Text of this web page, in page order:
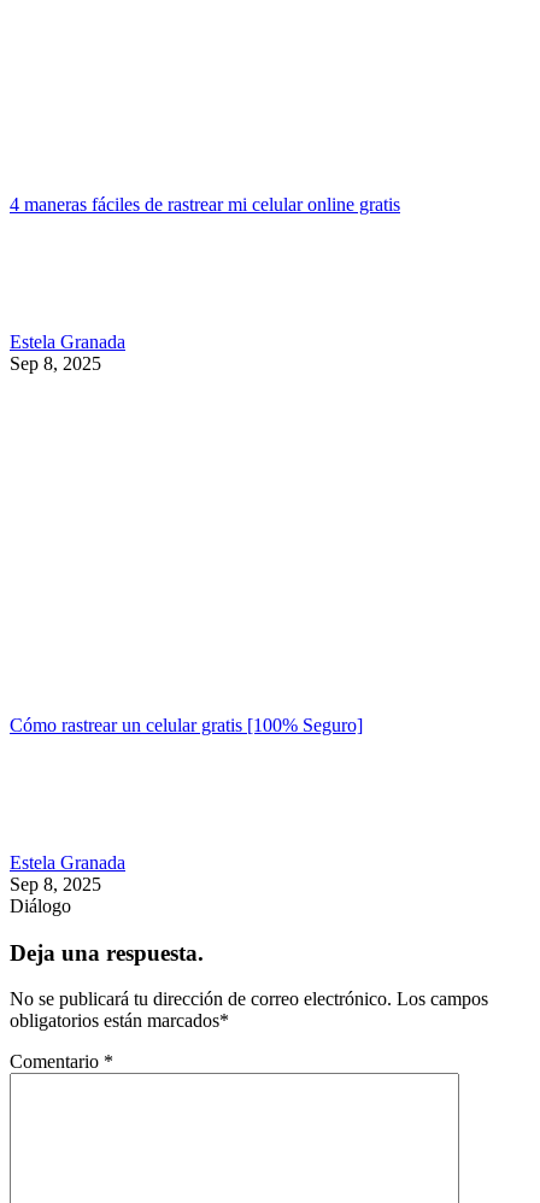
4 maneras fáciles de rastrear mi celular online gratis
Estela Granada
Sep 8, 2025
Cómo rastrear un celular gratis [100% Seguro]
Estela Granada
Sep 8, 2025
Diálogo
Deja una respuesta.
No se publicará tu dirección de correo electrónico. Los campos
obligatorios están marcados*
Comentario *